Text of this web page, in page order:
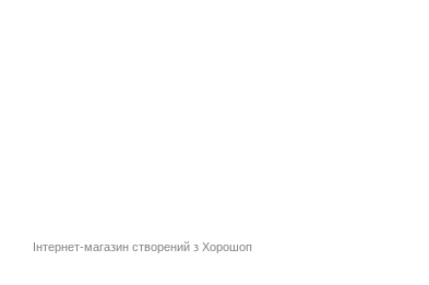
Інтернет-магазин створений з Хорошоп